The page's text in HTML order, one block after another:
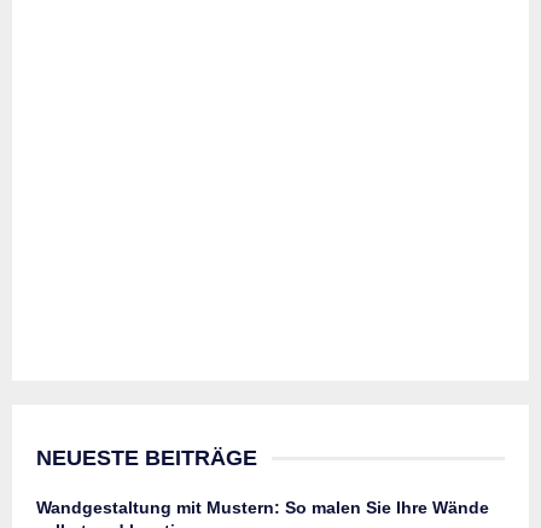
NEUESTE BEITRÄGE
Wandgestaltung mit Mustern: So malen Sie Ihre Wände